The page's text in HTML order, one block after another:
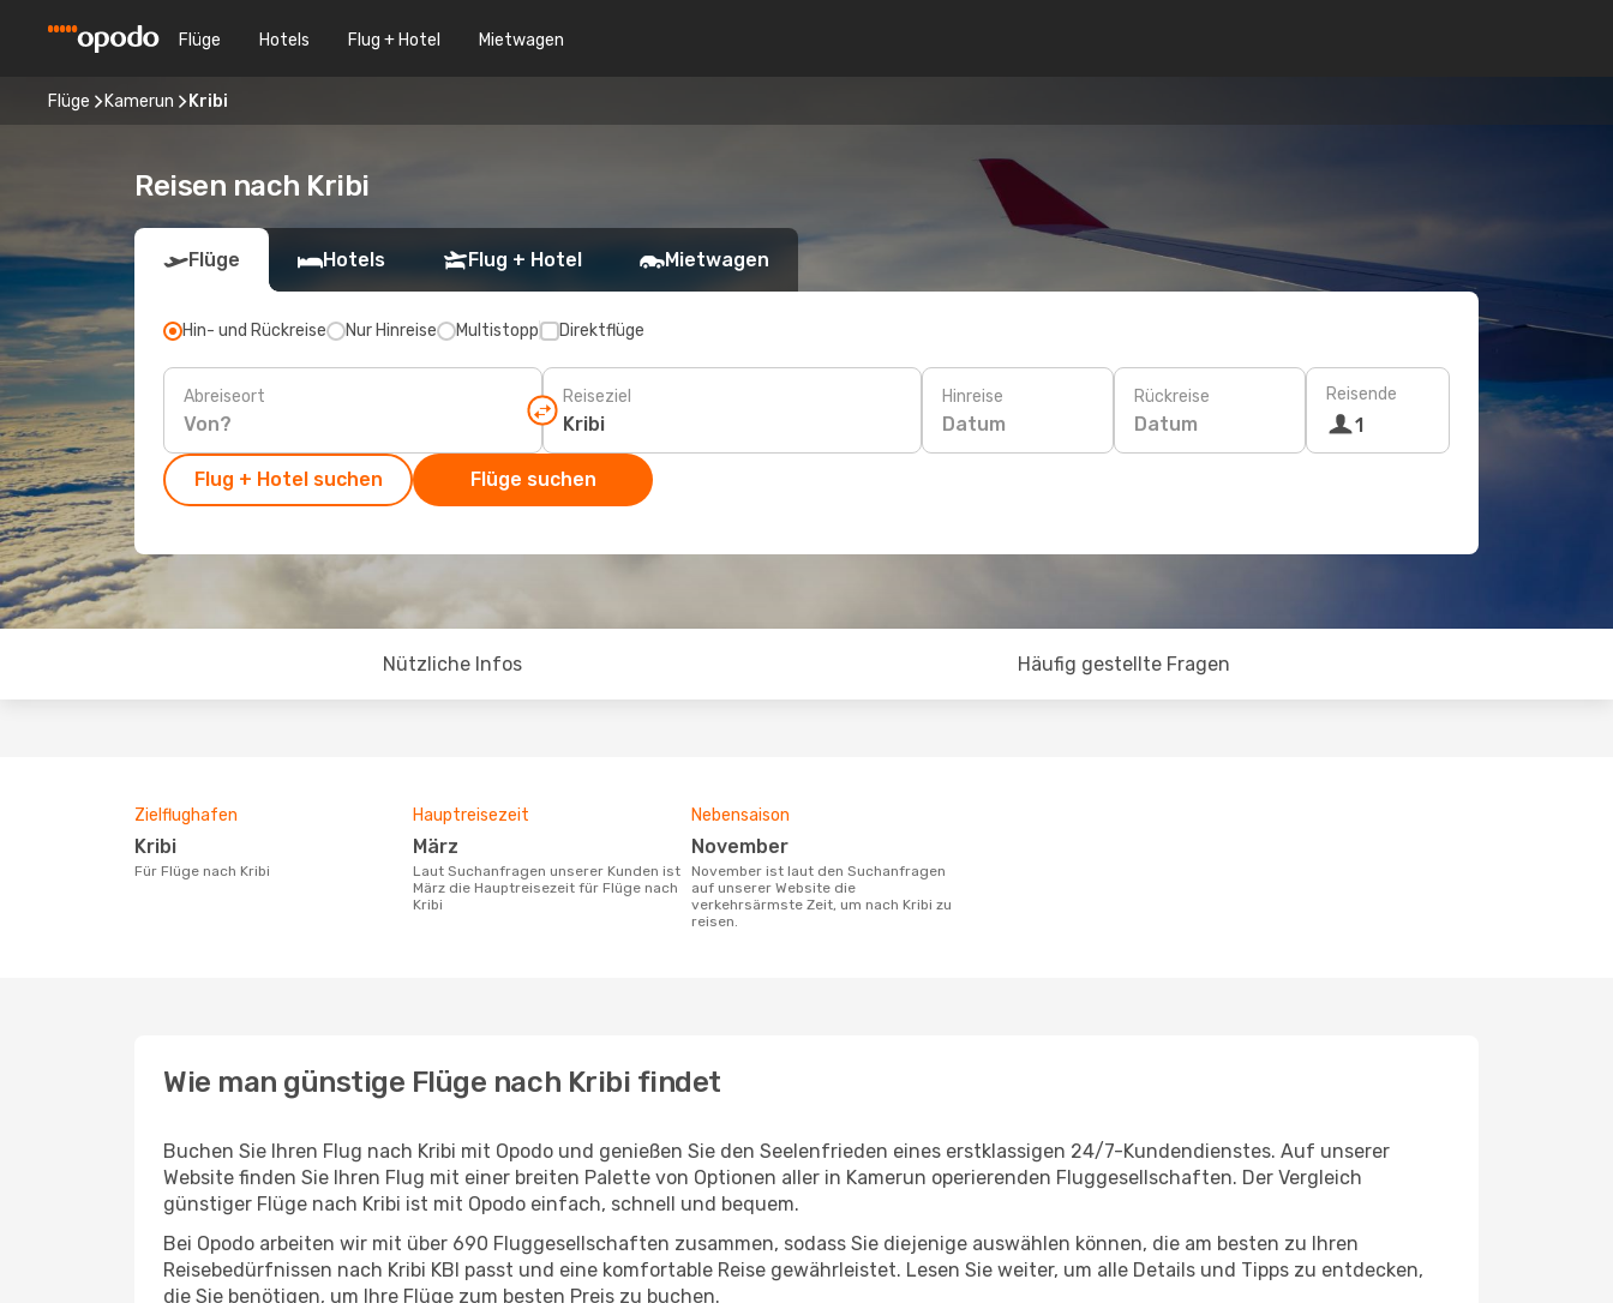
Flüge Hotels Flug + Hotel Mietwagen
Flüge Kamerun Kribi
Reisen nach Kribi
Flüge Hotels Flug + Hotel Mietwagen
Hin- und Rückreise Nur Hinreise Multistopp Direktflüge
Abreiseort Reiseziel Hinreise
Datum
Rückreise
Datum
Reisende
1
Flug + Hotel suchen Flüge suchen
Nützliche Infos Häufig gestellte Fragen
Zielflughafen
Kribi
Für Flüge nach Kribi
Hauptreisezeit
März
Laut Suchanfragen unserer Kunden ist
März die Hauptreisezeit für Flüge nach
Kribi
Nebensaison
November
November ist laut den Suchanfragen
auf unserer Website die
verkehrsärmste Zeit, um nach Kribi zu
reisen.
Wie man günstige Flüge nach Kribi findet
Buchen Sie Ihren Flug nach Kribi mit Opodo und genießen Sie den Seelenfrieden eines erstklassigen 24/7-Kundendienstes. Auf unserer
Website finden Sie Ihren Flug mit einer breiten Palette von Optionen aller in Kamerun operierenden Fluggesellschaften. Der Vergleich
günstiger Flüge nach Kribi ist mit Opodo einfach, schnell und bequem.
Bei Opodo arbeiten wir mit über 690 Fluggesellschaften zusammen, sodass Sie diejenige auswählen können, die am besten zu Ihren
Reisebedürfnissen nach Kribi KBI passt und eine komfortable Reise gewährleistet. Lesen Sie weiter, um alle Details und Tipps zu entdecken,
die Sie benötigen, um Ihre Flüge zum besten Preis zu buchen.